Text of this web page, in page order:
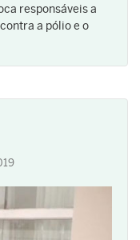
responsáveis a
a pólio e o